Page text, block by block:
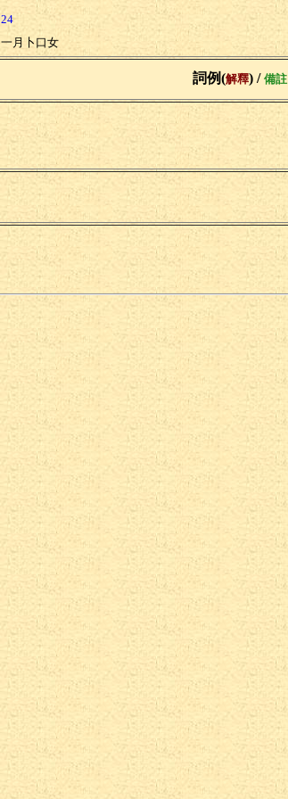
24
一月卜口女
詞例(解釋) / 備註